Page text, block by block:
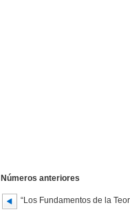
Números anteriores
“Los Fundamentos de la